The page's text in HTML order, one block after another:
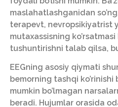
maslahatlashganidan
terapevt, nevropsikiyatrist
mutaxassisning
tushuntirishni talab qilsa,
EEGning asosiy qiymati
bemorning tashqi
mumkin bo’lmagan
beradi. Hujumlar orasida